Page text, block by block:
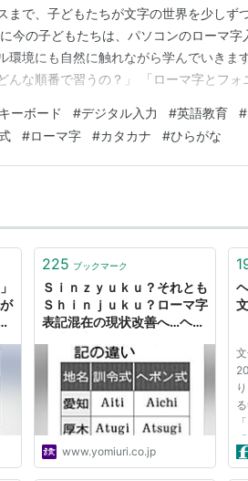
まで、子どもたちが文字の世界を少しず
今の子どもたちは、パソコンのローマ字
環境にも自然に触れながら学んでいきま
んな順番で習うの？」 「ローマ字とフォ
かりやすくまとめました。 お子さんの学
たい方に役立つ内容になっています。…
キーボード #デジタル入力 #英語教育 #
#ローマ字 #カタカナ #ひらがな
225 ブックマーク
Ｓｉｎｚｙｕｋｕ？それとも
Ｓｈｉｎｊｕｋｕ？ローマ字
表記混在の現状改善へ…ヘボ
www.yomiuri.co.jp